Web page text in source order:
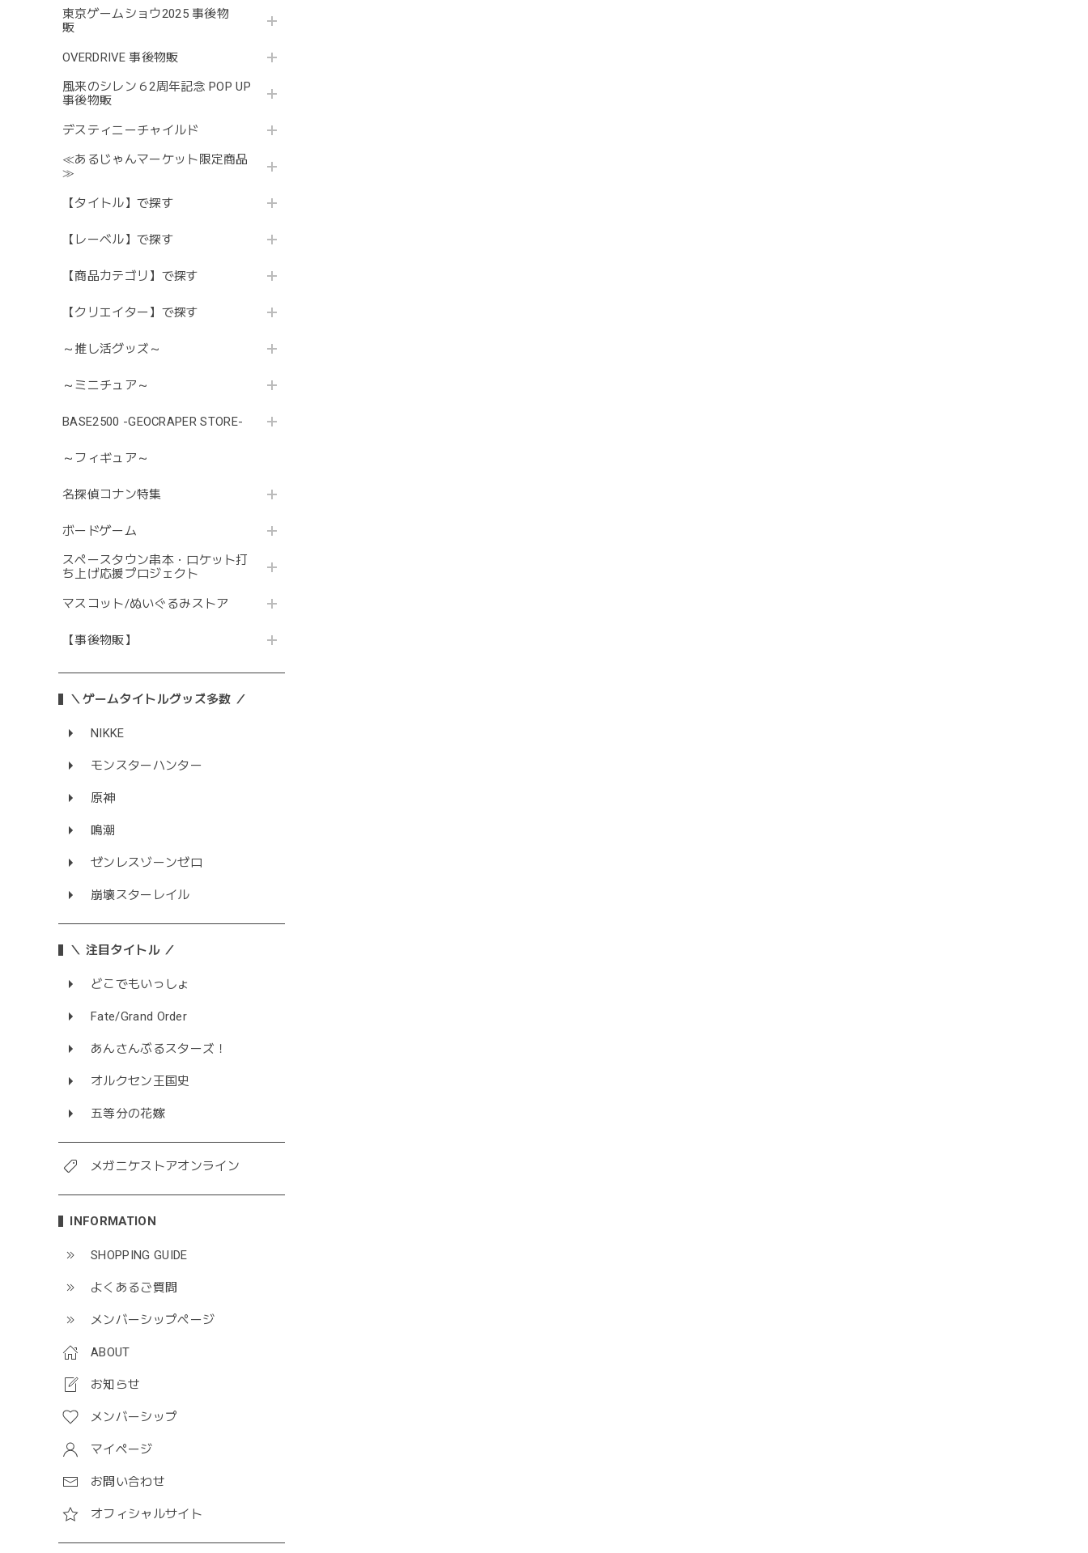
東京ゲームショウ2025 事後物
販
OVERDRIVE 事後物販
風来のシレン６2周年記念 POP UP
事後物販
デスティニーチャイルド
≪あるじゃんマーケット限定商品
≫
【タイトル】で探す
【レーベル】で探す
【商品カテゴリ】で探す
【クリエイター】で探す
～推し活グッズ～
～ミニチュア～
BASE2500 -GEOCRAPER STORE-
～フィギュア～
名探偵コナン特集
ボードゲーム
スペースタウン串本・ロケット打
ち上げ応援プロジェクト
マスコット/ぬいぐるみストア
【事後物販】
＼ゲームタイトルグッズ多数 ／
NIKKE
モンスターハンター
原神
鳴潮
ゼンレスゾーンゼロ
崩壊スターレイル
＼ 注目タイトル ／
どこでもいっしょ
Fate/Grand Order
あんさんぶるスターズ！
オルクセン王国史
五等分の花嫁
メガニケストアオンライン
INFORMATION
SHOPPING GUIDE
よくあるご質問
メンバーシップページ
ABOUT
お知らせ
メンバーシップ
マイページ
お問い合わせ
オフィシャルサイト